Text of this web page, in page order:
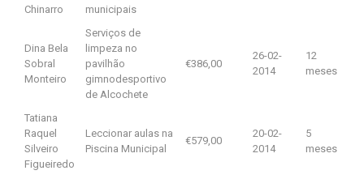
Chinarro
municipais
Dina Bela
Sobral
Monteiro
Serviços de
limpeza no
pavilhão
gimnodesportivo
de Alcochete
€386,00
26-02-
2014
12
meses
Tatiana
Raquel
Silveiro
Figueiredo
Leccionar aulas na
Piscina Municipal
€579,00
20-02-
2014
5
meses